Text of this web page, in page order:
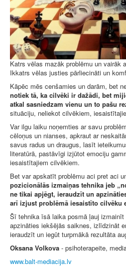
Katrs vēlas mazāk problēmu un vairāk
Ikkatrs vēlas justies pārliecināti un
Kāpēc mēs cenšamies un darām, bet
notiek tā, ka cilvēki ir dažādi, bet
atkal sasniedzam vienu un to pašu
situāciju, neliekot cilvēkiem,
Var ilgu laiku noņemties ar savu
cēloņus un nianses, apkraut ar
savus radus un draugus, lasīt
literatūrā, pastāvīgi izjūtot emociju
iesaistītajiem cilvēkiem.
Bet var apskatīt problēmu aci pret aci
pozicionālās izmaiņas tehnika jeb
ne tikai apjēgt, ieraudzīt un
arī izjust problēmā iesaistīto cilvēku
Šī tehnika īsā laika posmā ļauj
apzināties iekšējās saiknes, izlīdzināt
ieraudzīt un iegūt turpmākā rezultāta
Oksana Volkova - psihoterapeite,
www.balt-mediacija.lv